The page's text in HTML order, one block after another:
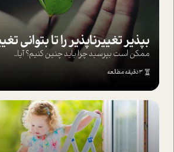
بپذير تغييرناپذير را تا بتواني
ممکن است بپرسيد چرا بايد چنين کنيم؟ آيا...
3 دقیقه مطالعه